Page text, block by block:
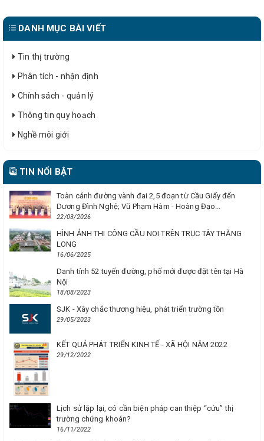
DANH MỤC BÀI VIẾT
Tin thị trường
Phân tích - nhận định
Chính sách - quản lý
Thông tin quy hoạch
Nghề môi giới
TIN NỔI BẬT
Toàn cảnh đường vành đai 2,5 đoạn từ Cầu Giấy đến
Dương Đình Nghệ; Vũ Phạm Hàm - Hoàng Đạo...
22/03/2026
HÌNH ẢNH THI CÔNG CẦU NOI TRÊN TRỤC TÂY THĂNG
LONG
16/06/2025
Danh tính 52 tuyến đường, phố mới được đặt tên tại Hà
Nội
18/08/2023
SJK - Xây chắc thương hiệu, phát triển trường tồn
29/05/2023
KẾT QUẢ PHÁT TRIỂN KINH TẾ - XÃ HỘI NĂM 2022
29/12/2022
Lịch sử lặp lại, có cần biện pháp can thiệp “cứu” thị
trường chứng khoán?
16/11/2022